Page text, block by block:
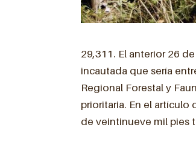
29,311. El anterior 26
incautada que sería
Regional Forestal y
prioritaria. En el artículo
de veintinueve mil pies